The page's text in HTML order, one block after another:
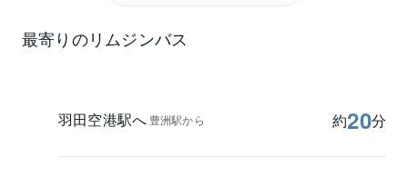
最寄りのリムジンバス
羽田空港駅へ 豊洲駅から 約20分